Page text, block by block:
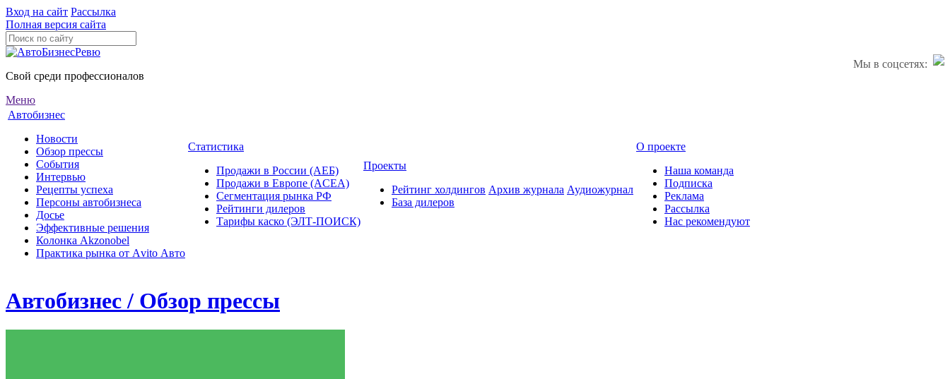
Вход на сайт Рассылка
Полная версия сайта
Мы в соцсетях:
Свой среди профессионалов
Меню
Автобизнес
Новости
Обзор прессы
События
Интервью
Рецепты успеха
Персоны автобизнеса
Досье
Эффективные решения
Колонка Akzonobel
Практика рынка от Аvito Авто
Статистика
Продажи в России (АЕБ)
Продажи в Европе (ACEA)
Сегментация рынка РФ
Рейтинги дилеров
Тарифы каско (ЭЛТ-ПОИСК)
Проекты
Рейтинг холдингов
База дилеров
Архив журнала Аудиожурнал
О проекте
Наша команда
Подписка
Реклама
Рассылка
Нас рекомендуют
Автобизнес / Обзор прессы